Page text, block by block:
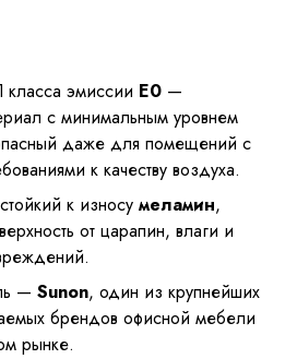
эмиссии E0 —
с минимальным уровнем
даже для помещений с
к качеству воздуха.
стойкий к износумеламин,
от царапин, влаги и
—Sunon, один из крупнейших
брендов офисной мебели
рынке.